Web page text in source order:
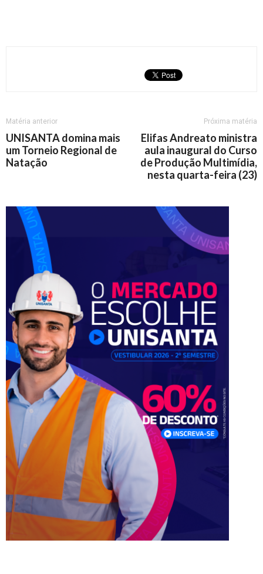
Matéria anterior
UNISANTA domina mais
um Torneio Regional de
Natação
Próxima matéria
Elifas Andreato ministra
aula inaugural do Curso
de Produção Multimídia,
nesta quarta-feira (23)